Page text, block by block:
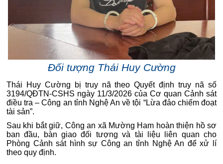
Đối tượng Thái Huy Cường
Thái Huy Cường bị truy nã theo Quyết định truy nã số
3194/QĐTN-CSHS ngày 11/3/2026 của Cơ quan Cảnh sát
điều tra – Công an tỉnh Nghệ An về tội “Lừa đảo chiếm đoạt
tài sản”.
Sau khi bắt giữ, Công an xã Mường Ham hoàn thiện hồ sơ
ban đầu, bàn giao đối tượng và tài liệu liên quan cho
Phòng Cảnh sát hình sự Công an tỉnh Nghệ An để xử lí
theo quy định.